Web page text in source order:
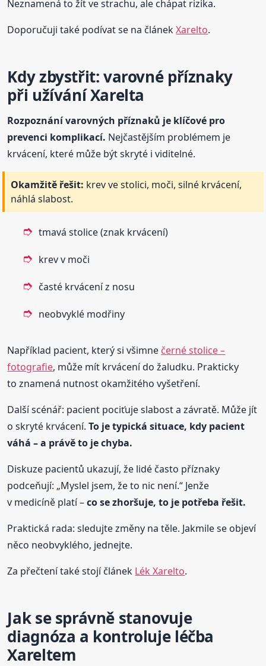
Neznamená to žít ve strachu, ale chápat rizika.
Doporučuji také podívat se na článekXarelto.
Kdy zbystřit: varovné příznaky
při užívání Xarelta
Rozpoznání varovných příznaků je klíčové pro
prevenci komplikací. Nejčastějším problémem je
krvácení, které může být skryté i viditelné.
Okamžitě řešit: krev ve stolici, moči, silné krvácení,
náhlá slabost.
tmavá stolice (znak krvácení)
krev v moči
časté krvácení z nosu
neobvyklé modřiny
Například pacient, který si všimne černé stolice –
fotografie, může mít krvácení do žaludku. Prakticky
to znamená nutnost okamžitého vyšetření.
Další scénář: pacient pociťuje slabost a závratě. Může jít
o skryté krvácení.To je typická situace, kdy pacient
váhá – a právě to je chyba.
Diskuze pacientů ukazují, že lidé často příznaky
podceňují: „Myslel jsem, že to nic není.“ Jenže
v medicíně platí –co se zhoršuje, to je potřeba řešit.
Praktická rada: sledujte změny na těle. Jakmile se objeví
něco neobvyklého, jednejte.
Za přečtení také stojí článek Lék Xarelto.
Jak se správně stanovuje
diagnóza a kontroluje léčba
Xareltem